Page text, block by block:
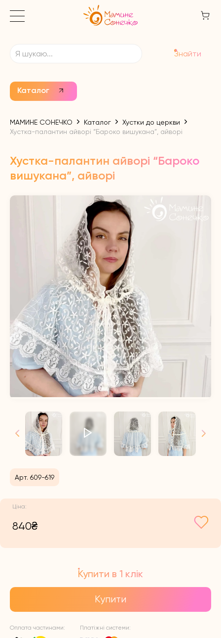
Каталог
Знайти
МАМИНЕ СОНЕЧКО Каталог
Хустки до церкви
Хустка-палантин айворі “Бароко вишукана”, айворі
Хустка-палантин айворі “Бароко
вишукана”, айворі
Арт. 609-619
840₴
Купити в 1 клік
Купити
Оплата частинами: Платіжні системи: